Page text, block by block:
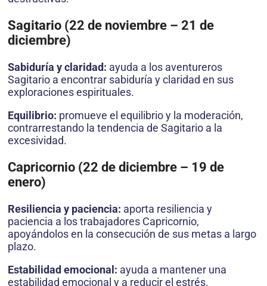
Sagitario (22 de noviembre – 21 de
diciembre)
Sabiduría y claridad: ayuda a los aventureros
Sagitario a encontrar sabiduría y claridad en sus
exploraciones espirituales.
Equilibrio: promueve el equilibrio y la moderación,
contrarrestando la tendencia de Sagitario a la
excesividad.
Capricornio (22 de diciembre – 19 de
enero)
Resiliencia y paciencia: aporta resiliencia y
paciencia a los trabajadores Capricornio,
apoyándolos en la consecución de sus metas a largo
plazo.
Estabilidad emocional: ayuda a mantener una
estabilidad emocional y a reducir el estrés.